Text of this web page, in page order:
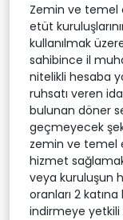
Zemin ve
etüt
kullanılmak
sahibince il
nitelikli hesaba
ruhsatı veren
bulunan döner
geçmeyecek
zemin ve temel
hizmet
veya kuruluşun
oranları 2
indirmeye yetkili